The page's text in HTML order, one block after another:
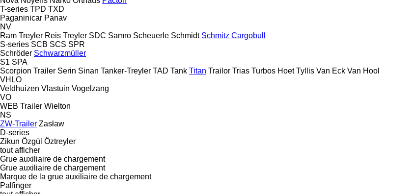
T-series TPD TXD
Paganinicar Panav
NV
Ram Treyler Reis Treyler SDC Samro Scheuerle Schmidt Schmitz Cargobull
S-series SCB SCS SPR
Schröder Schwarzmüller
S1 SPA
Scorpion Trailer Serin Sinan Tanker-Treyler TAD Tank Titan Trailor Trias Turbos Hoet Tyllis Van Eck Van Hool
VHLO
Veldhuizen Vlastuin Vogelzang
VO
WEB Trailer Wielton
NS
ZW-Trailer Zasław
D-series
Zikun Özgül Öztreyler
tout afficher
Grue auxiliaire de chargement
Grue auxiliaire de chargement
Marque de la grue auxiliaire de chargement
Palfinger